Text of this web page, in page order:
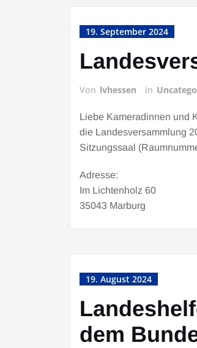
19. September 2024
Von lvhessen in
Liebe Kameradinnen und
die Landesversammlung
Sitzungssaal
Adresse:
Im Lichtenholz 60
35043 Marburg
19. August 2024
dem